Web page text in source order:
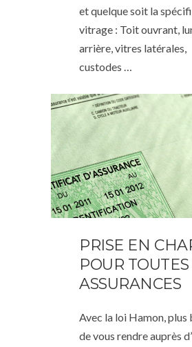
et quelque soit la
vitrage : Toit ouvrant,
arrière, vitres latérales,
custodes …
PRISE EN
POUR TOUTES
ASSURANCES
Avec la loi Hamon, plus
de vous rendre auprès